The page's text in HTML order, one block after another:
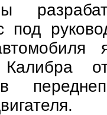
под
Калибра